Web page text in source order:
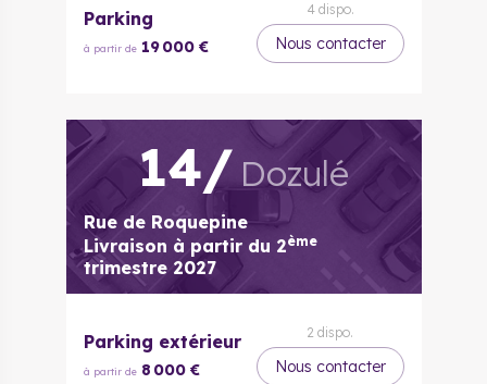
Parking
à partir de 19 000 €
4dispo.
Nous contacter
14/ Dozulé
Rue de Roquepine
Livraison à partir du 2ème
trimestre 2027
Parking extérieur
à partir de 8 000 €
2 dispo.
Nous contacter